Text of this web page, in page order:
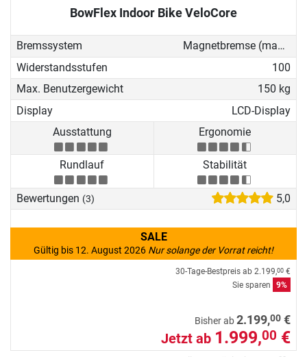
BowFlex Indoor Bike VeloCore
Bremssystem
Magnetbremse (manuell)
Widerstandsstufen
100
Max. Benutzergewicht
150 kg
Display
LCD-Display
Ausstattung
Ergonomie
Rundlauf Stabilität
Bewertungen (3) 5,0
SALE
Gültig bis 12. August 2026 Nur solange der Vorrat reicht!
30-Tage-Bestpreis ab 2.199,00 €
Sie sparen
9%
Bisher ab2.199,00 €
Jetzt ab 1.999,00 €